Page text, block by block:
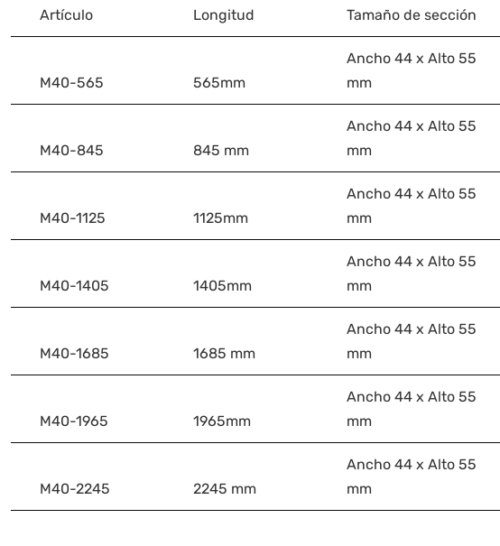
Artículo Longitud Tamaño de sección
M40-565 565mm
Ancho 44 x Alto 55
mm
M40-845 845 mm
Ancho 44 x Alto 55
mm
M40-1125 1125mm
Ancho 44 x Alto 55
mm
M40-1405 1405mm
Ancho 44 x Alto 55
mm
M40-1685 1685 mm
Ancho 44 x Alto 55
mm
M40-1965 1965mm
Ancho 44 x Alto 55
mm
M40-2245 2245 mm
Ancho 44 x Alto 55
mm